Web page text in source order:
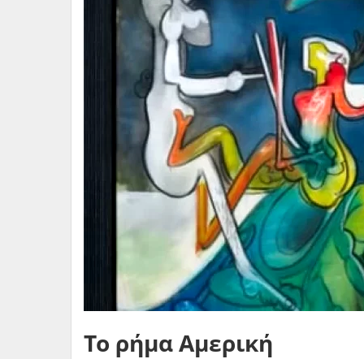
To ρήμα Αμερική